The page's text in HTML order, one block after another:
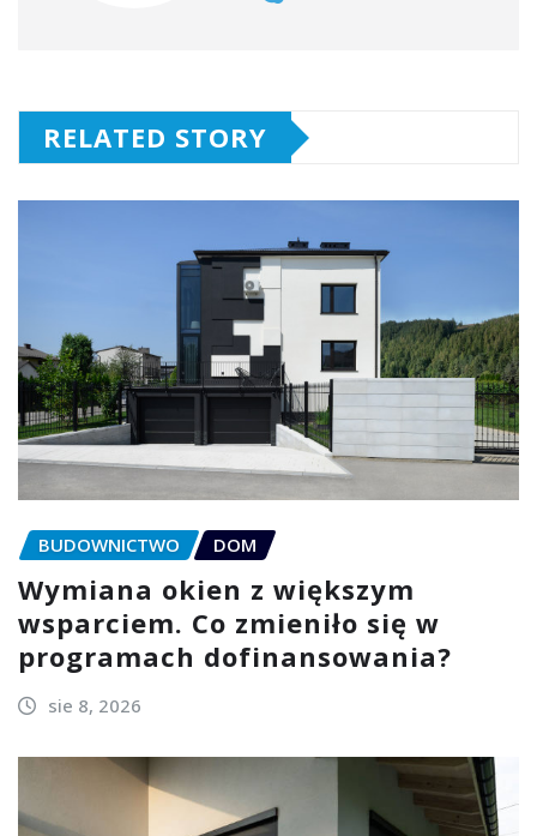
RELATED STORY
BUDOWNICTWO DOM
Wymiana okien z większym
wsparciem. Co zmieniło się w
programach dofinansowania?
sie 8, 2026